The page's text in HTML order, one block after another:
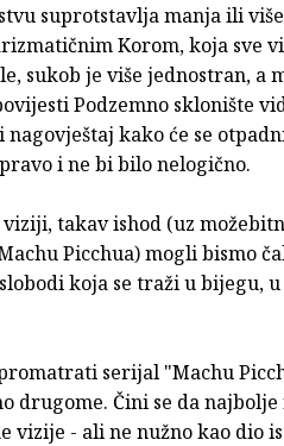
suprotstavlja manja ili
Korom, koja sve
sukob je više jednostran, a
Podzemno sklonište
nagovještaj kako će se
i ne bi bilo nelogično.
takav ishod (uz
Picchua) mogli bismo
koja se traži u bijegu,
serijal "Machu
drugome. Čini se da
vizije - ali ne nužno kao dio